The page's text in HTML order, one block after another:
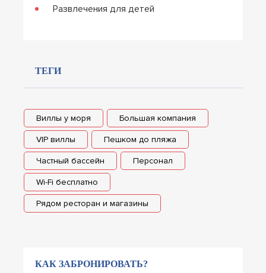
Развлечения для детей
ТЕГИ
Виллы у моря Большая компания
VIP виллы Пешком до пляжа
Частный бассейн Персонал
Wi-Fi бесплатно
Рядом ресторан и магазины
КАК ЗАБРОНИРОВАТЬ?